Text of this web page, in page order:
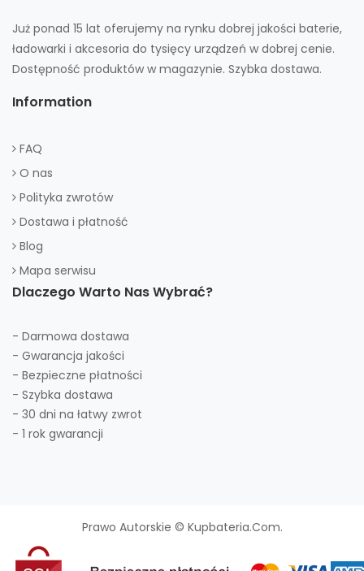
Już ponad 15 lat oferujemy na rynku dobrej jakości baterie,
ładowarki i akcesoria do tysięcy urządzeń w dobrej cenie.
Dostępność produktów w magazynie. Szybka dostawa.
Information
FAQ
O nas
Polityka zwrotów
Dostawa i płatność
Blog
Mapa serwisu
Dlaczego Warto Nas Wybrać?
- Darmowa dostawa
- Gwarancja jakości
- Bezpieczne płatności
- Szybka dostawa
- 30 dni na łatwy zwrot
- 1 rok gwarancji
Prawo Autorskie © Kupbateria.com.